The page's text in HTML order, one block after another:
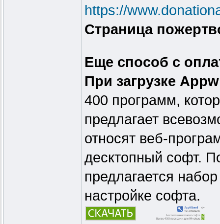
https://
Страница
Еще способ с
При загрузке
400 программ,
предлагает
относят веб-
десктопный софт.
предлагается
настройке софта.